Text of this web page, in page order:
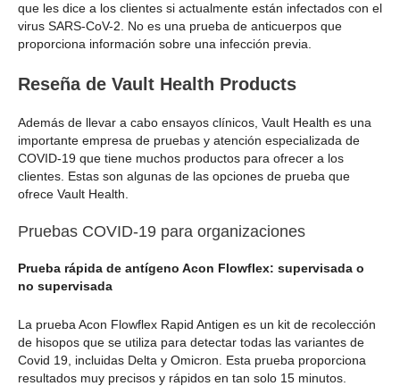
que les dice a los clientes si actualmente están infectados con el
virus SARS-CoV-2. No es una prueba de anticuerpos que
proporciona información sobre una infección previa.
Reseña de Vault Health Products
Además de llevar a cabo ensayos clínicos, Vault Health es una
importante empresa de pruebas y atención especializada de
COVID-19 que tiene muchos productos para ofrecer a los
clientes. Estas son algunas de las opciones de prueba que
ofrece Vault Health.
Pruebas COVID-19 para organizaciones
Prueba rápida de antígeno Acon Flowflex: supervisada o
no supervisada
La prueba Acon Flowflex Rapid Antigen es un kit de recolección
de hisopos que se utiliza para detectar todas las variantes de
Covid 19, incluidas Delta y Omicron. Esta prueba proporciona
resultados muy precisos y rápidos en tan solo 15 minutos.